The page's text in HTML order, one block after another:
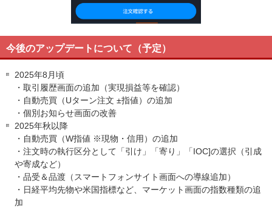
今後のアップデートについて（予定）
2025年8月頃
・取引履歴画面の追加（実現損益等を確認）
・自動売買（Uターン注文 ±指値）の追加
・個別お知らせ画面の改善
2025年秋以降
・自動売買（W指値 ※現物・信用）の追加
・注文時の執行区分として「引け」「寄り」「IOC]の選択（引成
や寄成など）
・品受＆品渡（スマートフォンサイト画面への導線追加）
・日経平均先物や米国指標など、マーケット画面の指数種類の追
加